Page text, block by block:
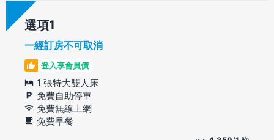
選項
一經訂房不可取消
登入享會員價
1 張特大雙人床
免費自助停車
免費無線上網
免費早餐